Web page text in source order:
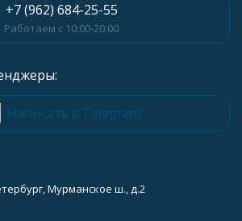
+7 (962) 684-25-55
Работаем с 10:00-20:00
Написать в Telegram
Мурманское ш., д.2